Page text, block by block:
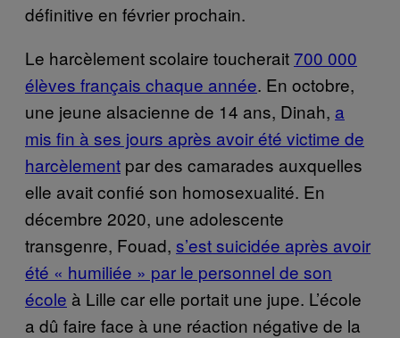
définitive en février prochain.
Le harcèlement scolaire toucherait 700 000
élèves français chaque année. En octobre,
une jeune alsacienne de 14 ans, Dinah, a
mis fin à ses jours après avoir été victime de
harcèlement par des camarades auxquelles
elle avait confié son homosexualité. En
décembre 2020, une adolescente
transgenre, Fouad, s’est suicidée après avoir
été « humiliée » par le personnel de son
école à Lille car elle portait une jupe. L’école
a dû faire face à une réaction négative de la